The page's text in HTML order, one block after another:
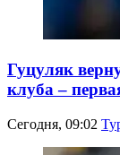
Гуцуляк
клуба –
Сегодня, 09:02